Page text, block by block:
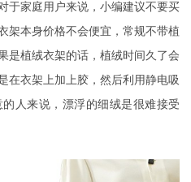
于家庭用户来说，小编建议不要买
架本身价格不会便宜，常规不带植
是植绒衣架的话，植绒时间久了会
在衣架上加上胶，然后利用静电吸
人来说，漂浮的细绒是很难接受